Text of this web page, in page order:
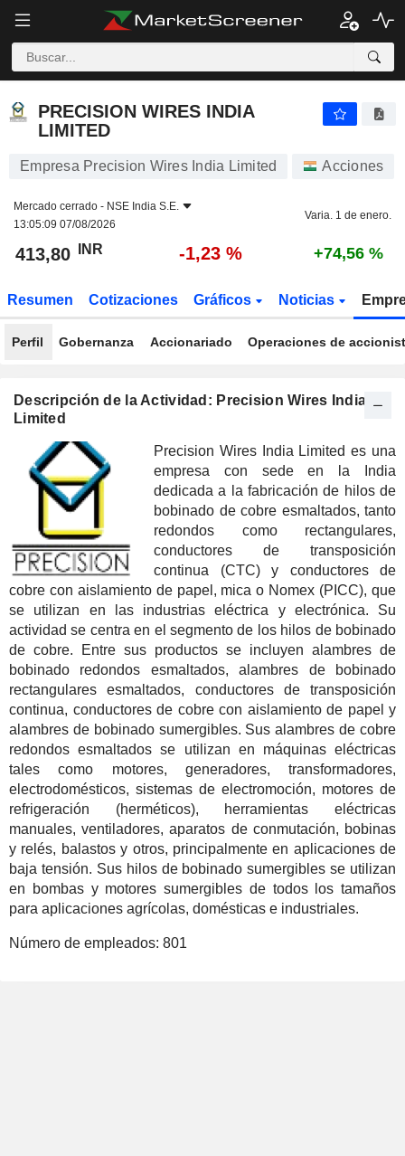
PRECISION WIRES INDIA
LIMITED
Empresa Precision Wires India Limited Acciones
Mercado cerrado - NSE India S.E.
13:05:09 07/08/2026
Varia. 1 de enero.
413,80 INR -1,23 % +74,56 %
Resumen Cotizaciones Gráficos Noticias
Perfil Gobernanza Accionariado Operaciones de
Descripción de la Actividad: Precision Wires India
Limited
Precision Wires India Limited es una
empresa con sede en la India
dedicada a la fabricación de hilos de
bobinado de cobre esmaltados, tanto
redondos como rectangulares,
conductores de transposición
continua (CTC) y conductores de
cobre con aislamiento de papel, mica o Nomex (PICC), que
se utilizan en las industrias eléctrica y electrónica. Su
actividad se centra en el segmento de los hilos de bobinado
de cobre. Entre sus productos se incluyen alambres de
bobinado redondos esmaltados, alambres de bobinado
rectangulares esmaltados, conductores de transposición
continua, conductores de cobre con aislamiento de papel y
alambres de bobinado sumergibles. Sus alambres de cobre
redondos esmaltados se utilizan en máquinas eléctricas
tales como motores, generadores, transformadores,
electrodomésticos, sistemas de electromoción, motores de
refrigeración (herméticos), herramientas eléctricas
manuales, ventiladores, aparatos de conmutación, bobinas
y relés, balastos y otros, principalmente en aplicaciones de
baja tensión. Sus hilos de bobinado sumergibles se utilizan
en bombas y motores sumergibles de todos los tamaños
para aplicaciones agrícolas, domésticas e industriales.
Número de empleados: 801